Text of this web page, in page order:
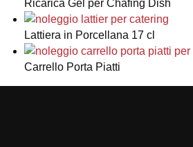
Ricarica Gel per Chafing Dish
Lattiera in Porcellana 17 cl
Carrello Porta Piatti